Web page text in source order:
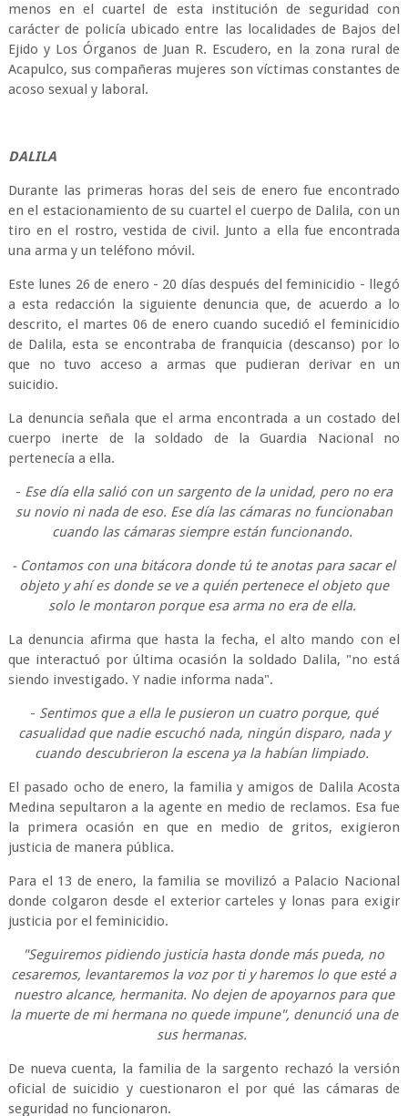
menos en el cuartel de esta institución de seguridad con
carácter de policía ubicado entre las localidades de Bajos del
Ejido y Los Órganos de Juan R. Escudero, en la zona rural de
Acapulco, sus compañeras mujeres son víctimas constantes de
acoso sexual y laboral.
DALILA
Durante las primeras horas del seis de enero fue encontrado
en el estacionamiento de su cuartel el cuerpo de Dalila, con un
tiro en el rostro, vestida de civil. Junto a ella fue encontrada
una arma y un teléfono móvil.
Este lunes 26 de enero - 20 días después del feminicidio - llegó
a esta redacción la siguiente denuncia que, de acuerdo a lo
descrito, el martes 06 de enero cuando sucedió el feminicidio
de Dalila, esta se encontraba de franquicia (descanso) por lo
que no tuvo acceso a armas que pudieran derivar en un
suicidio.
La denuncia señala que el arma encontrada a un costado del
cuerpo inerte de la soldado de la Guardia Nacional no
pertenecía a ella.
- Ese día ella salió con un sargento de la unidad, pero no era
su novio ni nada de eso. Ese día las cámaras no funcionaban
cuando las cámaras siempre están funcionando.
- Contamos con una bitácora donde tú te anotas para sacar el
objeto y ahí es donde se ve a quién pertenece el objeto que
solo le montaron porque esa arma no era de ella.
La denuncia afirma que hasta la fecha, el alto mando con el
que interactuó por última ocasión la soldado Dalila, "no está
siendo investigado. Y nadie informa nada".
- Sentimos que a ella le pusieron un cuatro porque, qué
casualidad que nadie escuchó nada, ningún disparo, nada y
cuando descubrieron la escena ya la habían limpiado.
El pasado ocho de enero, la familia y amigos de Dalila Acosta
Medina sepultaron a la agente en medio de reclamos. Esa fue
la primera ocasión en que en medio de gritos, exigieron
justicia de manera pública.
Para el 13 de enero, la familia se movilizó a Palacio Nacional
donde colgaron desde el exterior carteles y lonas para exigir
justicia por el feminicidio.
"Seguiremos pidiendo justicia hasta donde más pueda, no
cesaremos, levantaremos la voz por ti y haremos lo que esté a
nuestro alcance, hermanita. No dejen de apoyarnos para que
la muerte de mi hermana no quede impune", denunció una de
sus hermanas.
De nueva cuenta, la familia de la sargento rechazó la versión
oficial de suicidio y cuestionaron el por qué las cámaras de
seguridad no funcionaron.